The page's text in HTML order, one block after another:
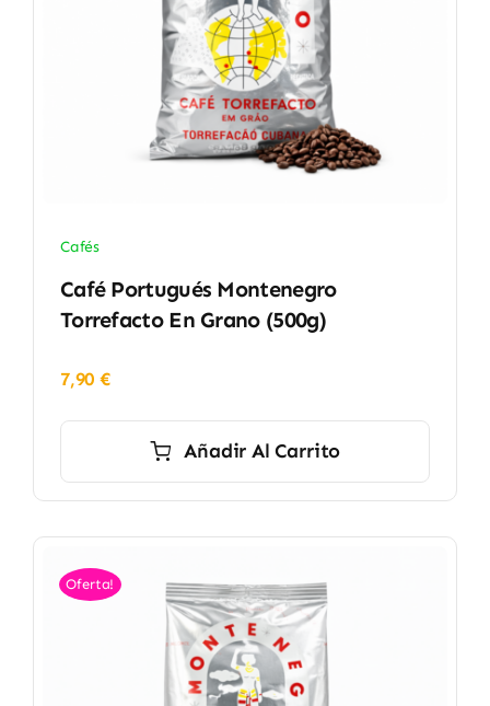
Cafés
Café Portugués Montenegro
Torrefacto En Grano (500g)
7,90€
Añadir Al Carrito
Oferta!